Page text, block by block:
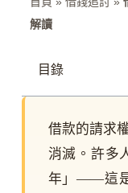
解讀
目錄
借款的請求
消滅。許多
年」——這是